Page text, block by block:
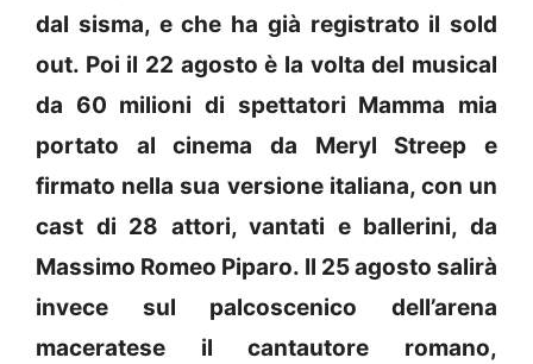
dal sisma, e che ha già registrato il sold
out. Poi il 22 agosto è la volta del musical
da 60 milioni di spettatori Mamma mia
portato al cinema da Meryl Streep e
firmato nella sua versione italiana, con un
cast di 28 attori, vantati e ballerini, da
Massimo Romeo Piparo. Il 25 agosto salirà
invece sul palcoscenico dell’arena
maceratese il cantautore romano,